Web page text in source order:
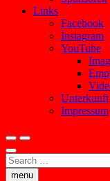
Links
Facebook
Instagram
YouTube
Unterkunft
Impressum
Search
…menu